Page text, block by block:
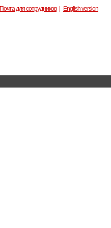
Почта для сотрудников English version